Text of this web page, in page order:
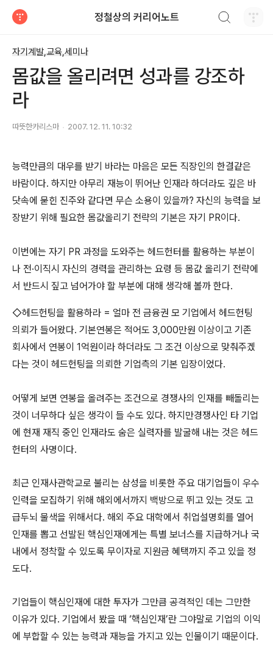
정철상의 커리어노트
자기계발,교육,세미나
몸값을 올리려면 성과를 강조하
라
따뜻한카리스마 2007. 12. 11. 10:32
능력만큼의 대우를 받기 바라는 마음은 모든 직장인의 한결같은
바람이다. 하지만 아무리 재능이 뛰어난 인재라 하더라도 깊은 바
닷속에 묻힌 진주와 같다면 무슨 소용이 있을까? 자신의 능력을 보
장받기 위해 필요한 몸값올리기 전략의 기본은 자기 PR이다.
이번에는 자기 PR 과정을 도와주는 헤드헌터를 활용하는 부분이
나 전·이직시 자신의 경력을 관리하는 요령 등 몸값 올리기 전략에
서 반드시 짚고 넘어가야 할 부분에 대해 생각해 볼까 한다.
◇헤드헌팅을 활용하라 = 얼마 전 금융권 모 기업에서 헤드헌팅
의뢰가 들어왔다. 기본연봉은 적어도 3,000만원 이상이고 기존
회사에서 연봉이 1억원이라 하더라도 그 조건 이상으로 맞춰주겠
다는 것이 헤드헌팅을 의뢰한 기업측의 기본 입장이었다.
어떻게 보면 연봉을 올려주는 조건으로 경쟁사의 인재를 빼돌리는
것이 너무하다 싶은 생각이 들 수도 있다. 하지만경쟁사인 타 기업
에 현재 재직 중인 인재라도 숨은 실력자를 발굴해 내는 것은 헤드
헌터의 사명이다.
최근 인재사관학교로 불리는 삼성을 비롯한 주요 대기업들이 우수
인력을 모집하기 위해 해외에서까지 백방으로 뛰고 있는 것도 고
급두뇌 물색을 위해서다. 해외 주요 대학에서 취업설명회를 열어
인재를 뽑고 선발된 핵심인재에게는 특별 보너스를 지급하거나 국
내에서 정착할 수 있도록 무이자로 지원금 혜택까지 주고 있을 정
도다.
기업들이 핵심인재에 대한 투자가 그만큼 공격적인 데는 그만한
이유가 있다. 기업에서 봤을 때 ‘핵심인재’란 그야말로 기업의 이익
에 부합할 수 있는 능력과 재능을 가지고 있는 인물이기 때문이다.